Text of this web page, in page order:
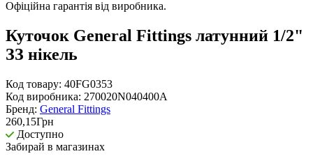
Офіційна гарантія від виробника.
Куточок General Fittings латунний 1/2"
ЗЗ нікель
Код товару: 40FG0353
Код виробника: 270020N040400A
Бренд: General Fittings
260,15Грн
Доступно
Забирай в магазинах